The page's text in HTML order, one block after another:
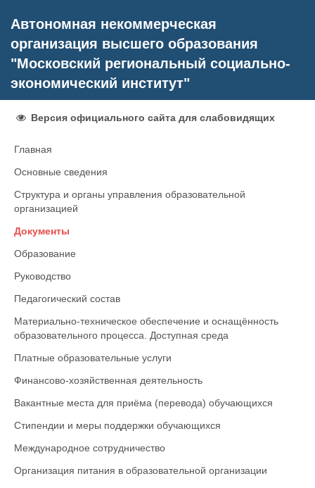
Автономная некоммерческая
организация высшего образования
"Московский региональный социально-
экономический институт"
Версия официального сайта для слабовидящих
Главная
Основные сведения
Структура и органы управления образовательной
организацией
Документы
Образование
Руководство
Педагогический состав
Материально-техническое обеспечение и оснащённость
образовательного процесса. Доступная среда
Платные образовательные услуги
Финансово-хозяйственная деятельность
Вакантные места для приёма (перевода) обучающихся
Стипендии и меры поддержки обучающихся
Международное сотрудничество
Организация питания в образовательной организации